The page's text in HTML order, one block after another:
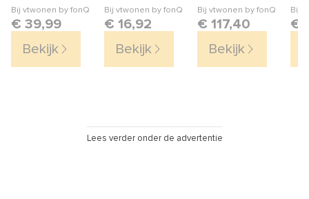
Bij vtwonen by fonQ
€ 39,99
Bekijk
Slabestek
Bij vtwonen by fonQ
€ 16,92
Bekijk
delig
Bij vtwonen by fonQ
€ 117,40
Bekijk
40
Bij
€
Lees verder onder de advertentie